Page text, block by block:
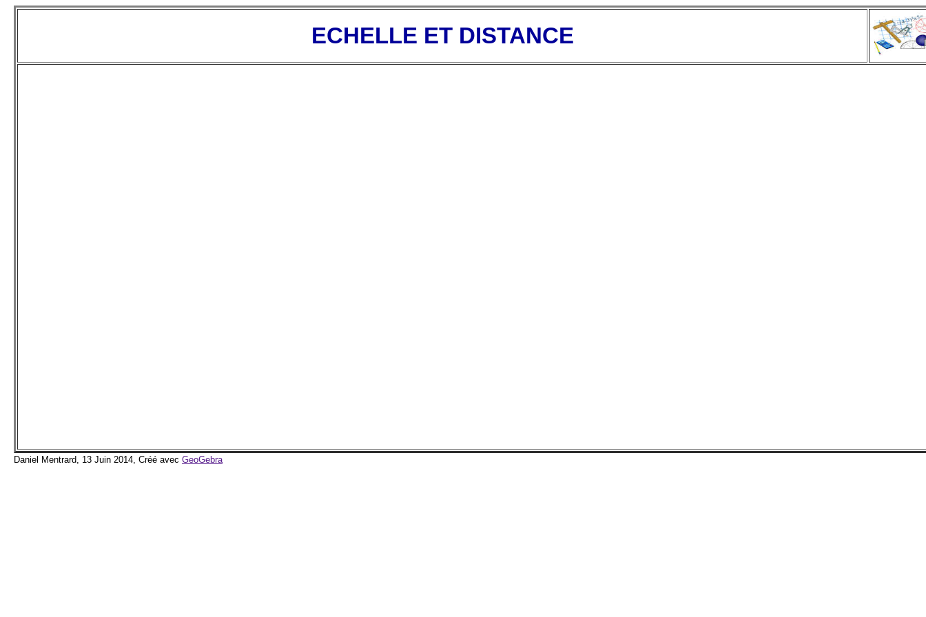
ECHELLE ET DISTANCE
Daniel Mentrard, 13 Juin 2014, Créé avec GeoGebra